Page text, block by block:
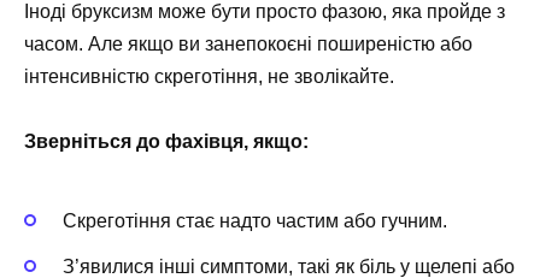
Іноді бруксизм може бути просто фазою, яка пройде з
часом. Але якщо ви занепокоєні поширеністю або
інтенсивністю скреготіння, не зволікайте.
Зверніться до фахівця, якщо:
Скреготіння стає надто частим або гучним.
З’явилися інші симптоми, такі як біль у щелепі або